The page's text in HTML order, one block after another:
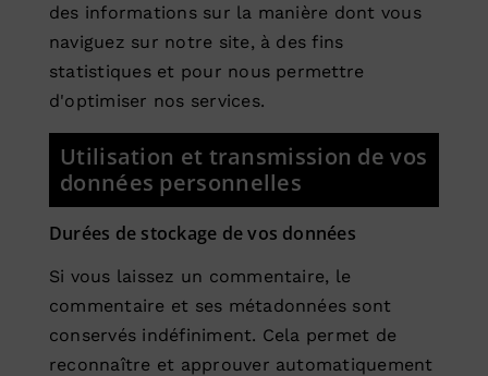
des informations sur la manière dont vous
naviguez sur notre site, à des fins
statistiques et pour nous permettre
d'optimiser nos services.
Utilisation et transmission de vos
données personnelles
Durées de stockage de vos données
Si vous laissez un commentaire, le
commentaire et ses métadonnées sont
conservés indéfiniment. Cela permet de
reconnaître et approuver automatiquement